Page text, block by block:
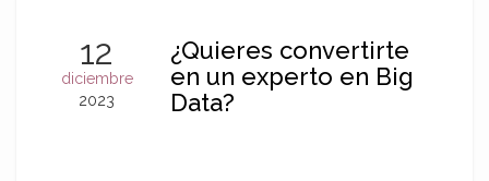
12
diciembre
2023
¿Quieres convertirte
en un experto en Big
Data?